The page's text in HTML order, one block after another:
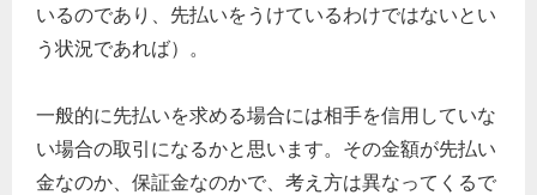
いるのであり、先払いをうけているわけではないとい
う状況であれば）。
一般的に先払いを求める場合には相手を信用していな
い場合の取引になるかと思います。その金額が先払い
金なのか、保証金なのかで、考え方は異なってくるで